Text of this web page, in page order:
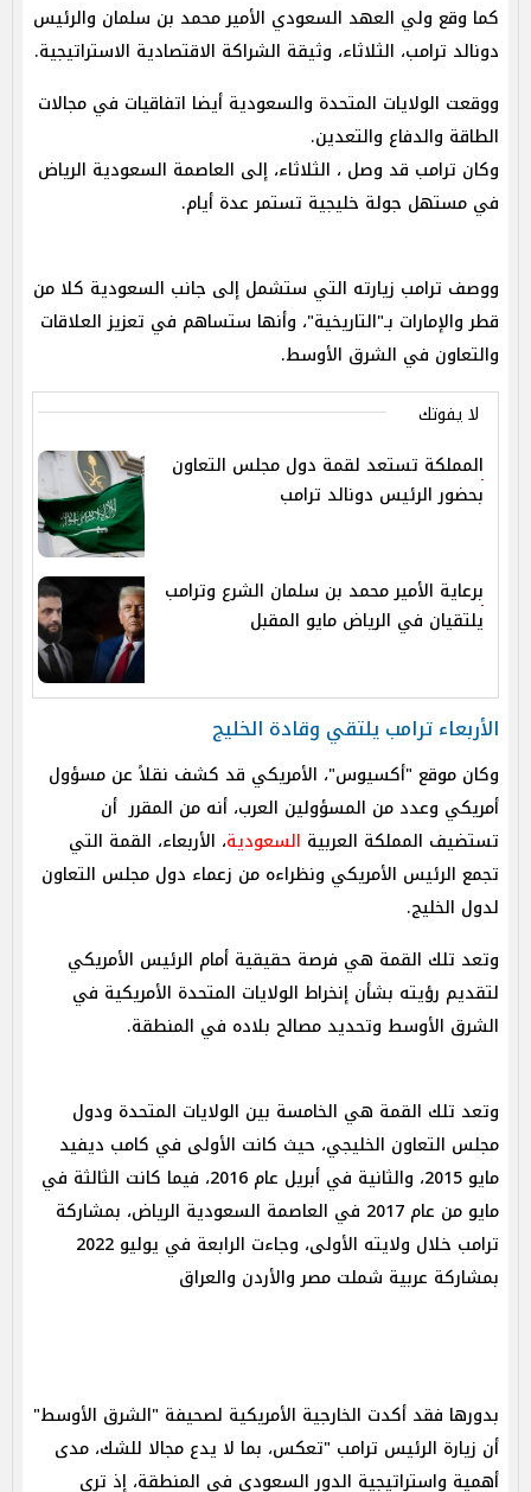
كما وقع ولي العهد السعودي الأمير محمد بن سلمان والرئيس
دونالد ترامب، الثلاثاء، وثيقة الشراكة الاقتصادية الاستراتيجية.
ووقعت الولايات المتحدة والسعودية أيضا اتفاقيات في مجالات
الطاقة والدفاع والتعدين.
وكان ترامب قد وصل ، الثلاثاء، إلى العاصمة السعودية الرياض
في مستهل جولة خليجية تستمر عدة أيام.
ووصف ترامب زيارته التي ستشمل إلى جانب السعودية كلا من
قطر والإمارات بـ"التاريخية"، وأنها ستساهم في تعزيز العلاقات
والتعاون في الشرق الأوسط.
لا يفوتك
المملكة تستعد لقمة دول مجلس التعاون
بحضور الرئيس دونالد ترامب
برعاية الأمير محمد بن سلمان الشرع وترامب
يلتقيان في الرياض مايو المقبل
الأربعاء ترامب يلتقي وقادة الخليج
وكان موقع "أكسيوس"، الأمريكي قد كشف نقلاً عن مسؤول
أمريكي وعدد من المسؤولين العرب، أنه من المقرر أن
تستضيف المملكة العربية السعودية، الأربعاء، القمة التي
تجمع الرئيس الأمريكي ونظراءه من زعماء دول مجلس التعاون
لدول الخليج.
وتعد تلك القمة هي فرصة حقيقية أمام الرئيس الأمريكي
لتقديم رؤيته بشأن إنخراط الولايات المتحدة الأمريكية في
الشرق الأوسط وتحديد مصالح بلاده في المنطقة.
وتعد تلك القمة هي الخامسة بين الولايات المتحدة ودول
مجلس التعاون الخليجي، حيث كانت الأولى في كامب ديفيد
مايو 2015، والثانية في أبريل عام 2016، فيما كانت الثالثة في
مايو من عام 2017 في العاصمة السعودية الرياض، بمشاركة
ترامب خلال ولايته الأولى، وجاءت الرابعة في يوليو 2022
بمشاركة عربية شملت مصر والأردن والعراق
بدورها فقد أكدت الخارجية الأمريكية لصحيفة "الشرق الأوسط"
أن زيارة الرئيس ترامب "تعكس، بما لا يدع مجالا للشك، مدى
أهمية واستراتيجية الدور السعودي في المنطقة، إذ ترى